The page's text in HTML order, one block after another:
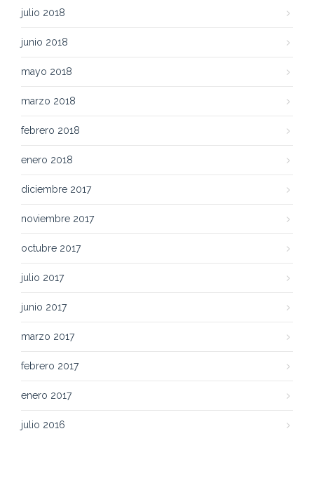
julio 2018
junio 2018
mayo 2018
marzo 2018
febrero 2018
enero 2018
diciembre 2017
noviembre 2017
octubre 2017
julio 2017
junio 2017
marzo 2017
febrero 2017
enero 2017
julio 2016